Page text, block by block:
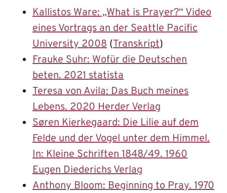
Kallistos Ware: „What is Prayer?“ Video
eines Vortrags an der Seattle Pacific
University 2008 (Transkript)
Frauke Suhr: Wofür die Deutschen
beten. 2021 statista
Teresa von Avila: Das Buch meines
Lebens. 2020 Herder Verlag
Søren Kierkegaard: Die Lilie auf dem
Felde und der Vogel unter dem Himmel.
In: Kleine Schriften 1848/49. 1960
Eugen Diederichs Verlag
Anthony Bloom: Beginning to Pray. 1970